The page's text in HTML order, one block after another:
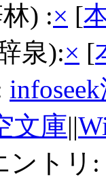
) :× [
泉):× [
文庫||
ントリ: